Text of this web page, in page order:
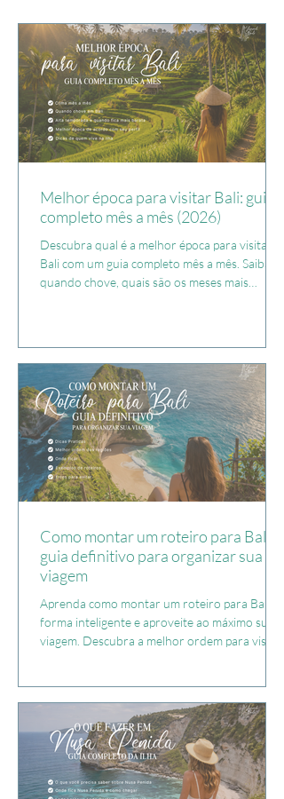
Melhor época para visitar Bali: guia
completo mês a mês (2026)
Descubra qual é a melhor época para visitar
Bali com um guia completo mês a mês. Saiba
quando chove, quais são os meses mais
há mais de seis anos e planeje sua viagem com
mais segurança.
Como montar um roteiro para Bali:
guia definitivo para organizar sua
viagem
Aprenda como montar um roteiro para Bali de
forma inteligente e aproveite ao máximo sua
viagem. Descubra a melhor ordem para visitar
exemplos de roteiros e os erros mais comuns
de quem visita Bali pela primeira vez.